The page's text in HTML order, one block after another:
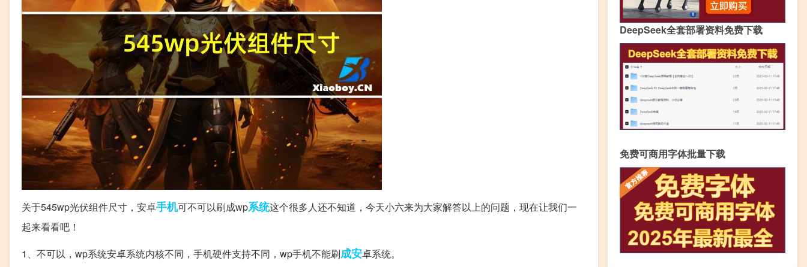
关于545wp光伏组件尺寸，安卓手机可不可以刷成wp系统这个很多人还不知道，今天小六来为大家解答以上的问题，现在让我们一
起来看看吧！
1、不可以，wp系统安卓系统内核不同，手机硬件支持不同，wp手机不能刷成安卓系统。
DeepSeek全套部署资料免费下载
免费可商用字体批量下载